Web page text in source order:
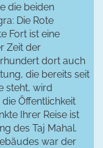
die beiden
Die Rote
Fort ist eine
Zeit der
dort auch
die bereits seit
steht, wird
Öffentlichkeit
Ihrer Reise ist
des Taj Mahal.
war der